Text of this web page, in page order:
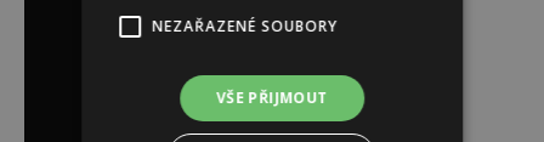
NEZAŘAZENÉ SOUBORY
VŠE PŘIJMOUT